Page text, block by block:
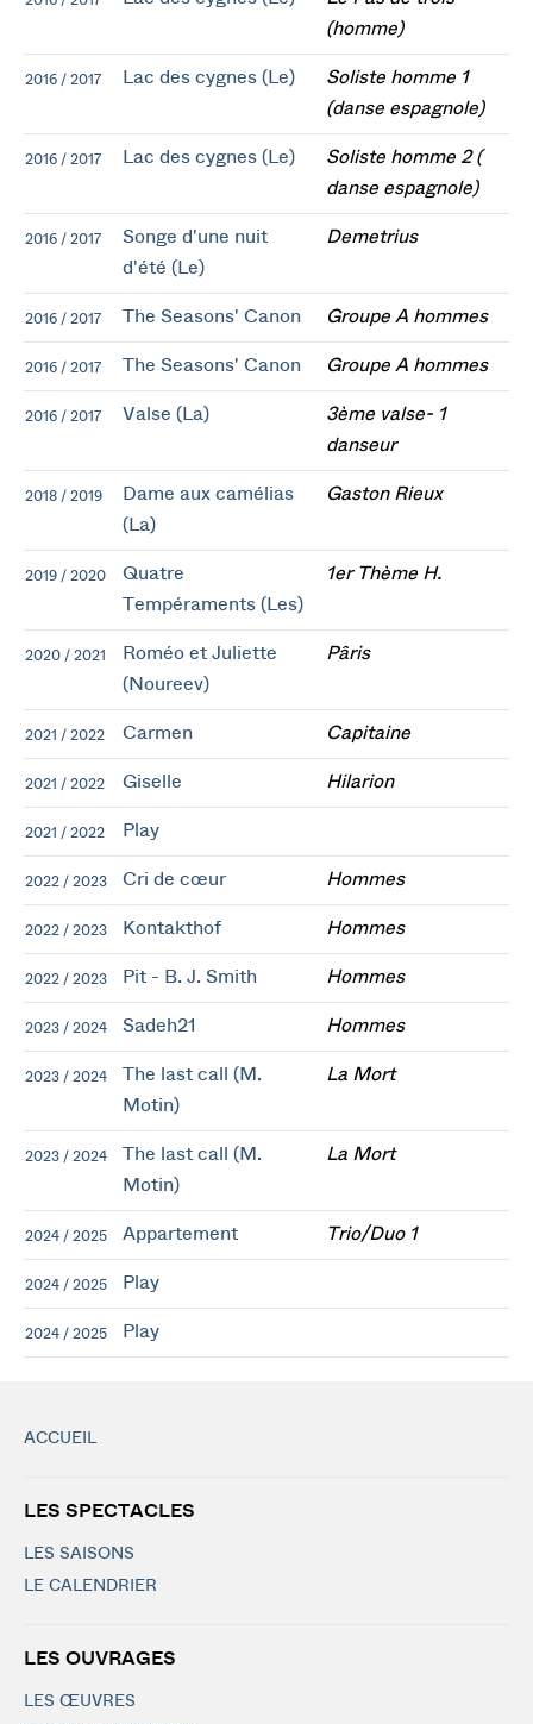
(homme)
2016 / 2017 Lac des cygnes (Le)
Soliste homme 1
(danse espagnole)
2016 / 2017 Lac des cygnes (Le)
Soliste homme 2 (
danse espagnole)
2016 / 2017
Songe d'une nuit
d'été (Le)
Demetrius
2016 / 2017 The Seasons' Canon Groupe A hommes
2016 / 2017 The Seasons' Canon Groupe A hommes
2016 / 2017 Valse (La)
3ème valse- 1
danseur
2018 / 2019
Dame aux camélias
(La)
Gaston Rieux
2019 / 2020
Quatre
Tempéraments (Les)
1er Thème H.
2020 / 2021
Roméo et Juliette
(Noureev)
Pâris
2021 / 2022 Carmen Capitaine
2021 / 2022 Giselle Hilarion
2021 / 2022 Play
2022 / 2023 Cri de cœur Hommes
2022 / 2023 Kontakthof Hommes
2022 / 2023 Pit - B. J. Smith Hommes
2023 / 2024 Sadeh21 Hommes
2023 / 2024
The last call (M.
Motin)
La Mort
2023 / 2024
The last call (M.
Motin)
La Mort
2024 / 2025 Appartement Trio/Duo 1
2024 / 2025 Play
2024 / 2025 Play
ACCUEIL
LES SPECTACLES
LES SAISONS
LE CALENDRIER
LES OUVRAGES
LES ŒUVRES